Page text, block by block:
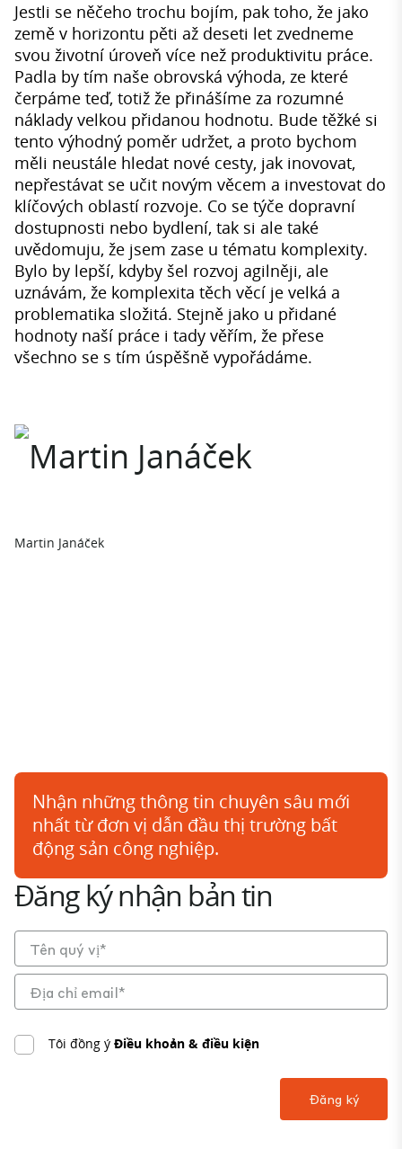
Jestli se něčeho trochu bojím, pak toho, že jako
země v horizontu pěti až deseti let zvedneme
svou životní úroveň více než produktivitu práce.
Padla by tím naše obrovská výhoda, ze které
čerpáme teď, totiž že přinášíme za rozumné
náklady velkou přidanou hodnotu. Bude těžké si
tento výhodný poměr udržet, a proto bychom
měli neustále hledat nové cesty, jak inovovat,
nepřestávat se učit novým věcem a investovat do
klíčových oblastí rozvoje. Co se týče dopravní
dostupnosti nebo bydlení, tak si ale také
uvědomuju, že jsem zase u tématu komplexity.
Bylo by lepší, kdyby šel rozvoj agilněji, ale
uznávám, že komplexita těch věcí je velká a
problematika složitá. Stejně jako u přidané
hodnoty naší práce i tady věřím, že přese
všechno se s tím úspěšně vypořádáme.
Martin Janáček
Đăng ký nhận bản tin
Tôi đồng ý Điều khoản & điều kiện
Nhận những thông tin chuyên sâu mới
nhất từ đơn vị dẫn đầu thị trường bất
động sản công nghiệp.